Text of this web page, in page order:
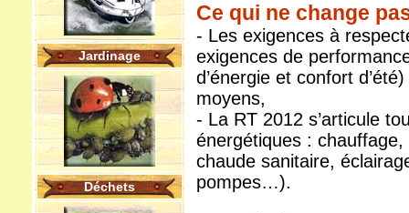
Jardinage
Déchets
Ce qui ne change
- Les exigences à
exigences de
d’énergie et confort
moyens,
- La RT 2012 s’articule
énergétiques : chauffage,
chaude sanitaire,
pompes…).